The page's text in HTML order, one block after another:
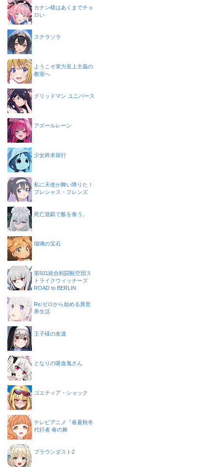
カナン様はあくまでチョ
ロい
ステラソラ
ようこそ実力至上主義の
教室へ
グリッドマン ユニバース
アズールレーン
少女終末旅行
私に天使が舞い降りた！
プレシャス・フレンズ
死亡遊戯で飯を食う。
瑠璃の宝石
第501統合戦闘航空団ス
トライクウィッチーズ
ROAD to BERLIN
Re:ゼロから始める異世
界生活
王子様の友達
となりの吸血鬼さん
ゴエティア・ショック
テレビアニメ『春夏秋冬
代行者 春の舞
ブラウンダスト2